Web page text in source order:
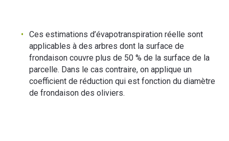
Ces estimations d’évapotranspiration réelle sont
applicables à des arbres dont la surface de
frondaison couvre plus de 50 % de la surface de la
parcelle. Dans le cas contraire, on applique un
coefficient de réduction qui est fonction du diamètre
de frondaison des oliviers.